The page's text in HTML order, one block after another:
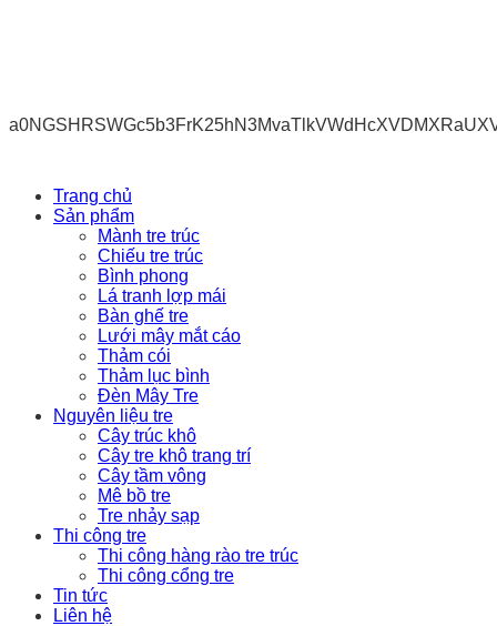
Trang chủ
Sản phẩm
Mành tre trúc
Chiếu tre trúc
Bình phong
Lá tranh lợp mái
Bàn ghế tre
Lưới mây mắt cáo
Thảm cói
Thảm lục bình
Đèn Mây Tre
Nguyên liệu tre
Cây trúc khô
Cây tre khô trang trí
Cây tầm vông
Mê bồ tre
Tre nhảy sạp
Thi công tre
Thi công hàng rào tre trúc
Thi công cổng tre
Tin tức
Liên hệ